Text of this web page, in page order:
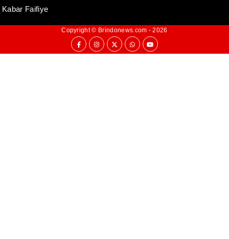
Kabar Faifiye
Copyright © Brindonews.com - 2026